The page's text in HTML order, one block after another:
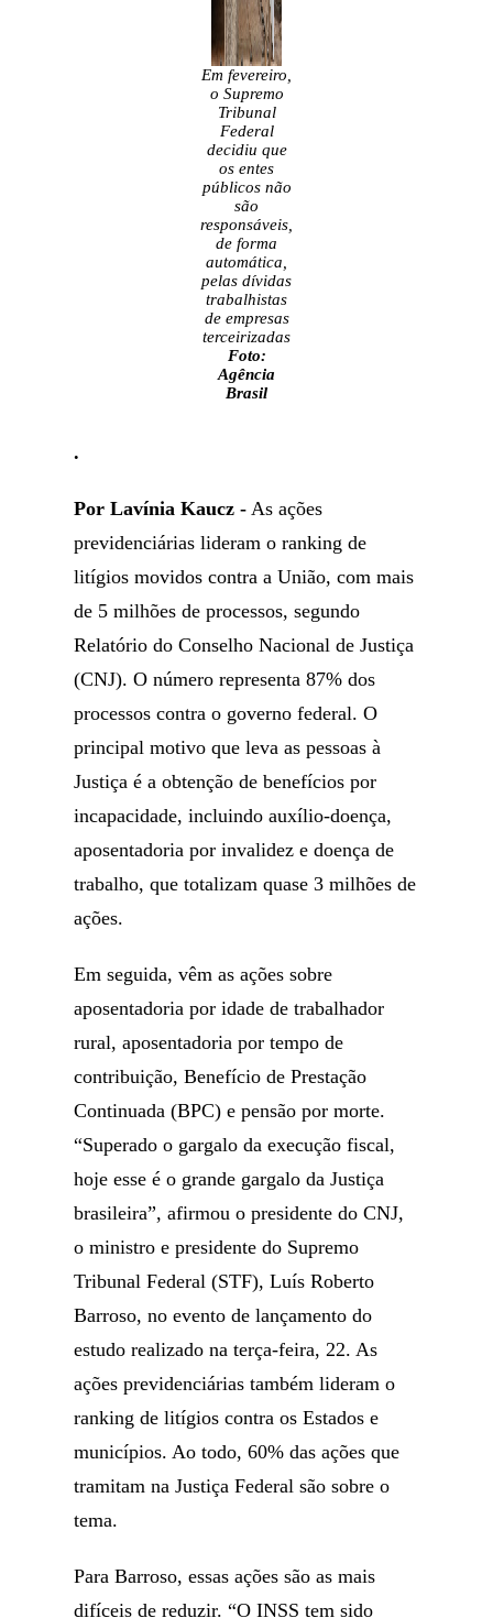
Em fevereiro,
o Supremo
Tribunal
Federal
decidiu que
os entes
públicos não
são
responsáveis,
de forma
automática,
pelas dívidas
trabalhistas
de empresas
terceirizadas
Foto:
Agência
Brasil
.
Por Lavínia Kaucz - As ações
previdenciárias lideram o ranking de
litígios movidos contra a União, com mais
de 5 milhões de processos, segundo
Relatório do Conselho Nacional de Justiça
(CNJ). O número representa 87% dos
processos contra o governo federal. O
principal motivo que leva as pessoas à
Justiça é a obtenção de benefícios por
incapacidade, incluindo auxílio-doença,
aposentadoria por invalidez e doença de
trabalho, que totalizam quase 3 milhões de
ações.
Em seguida, vêm as ações sobre
aposentadoria por idade de trabalhador
rural, aposentadoria por tempo de
contribuição, Benefício de Prestação
Continuada (BPC) e pensão por morte.
“Superado o gargalo da execução fiscal,
hoje esse é o grande gargalo da Justiça
brasileira”, afirmou o presidente do CNJ,
o ministro e presidente do Supremo
Tribunal Federal (STF), Luís Roberto
Barroso, no evento de lançamento do
estudo realizado na terça-feira, 22. As
ações previdenciárias também lideram o
ranking de litígios contra os Estados e
municípios. Ao todo, 60% das ações que
tramitam na Justiça Federal são sobre o
tema.
Para Barroso, essas ações são as mais
difíceis de reduzir. “O INSS tem sido